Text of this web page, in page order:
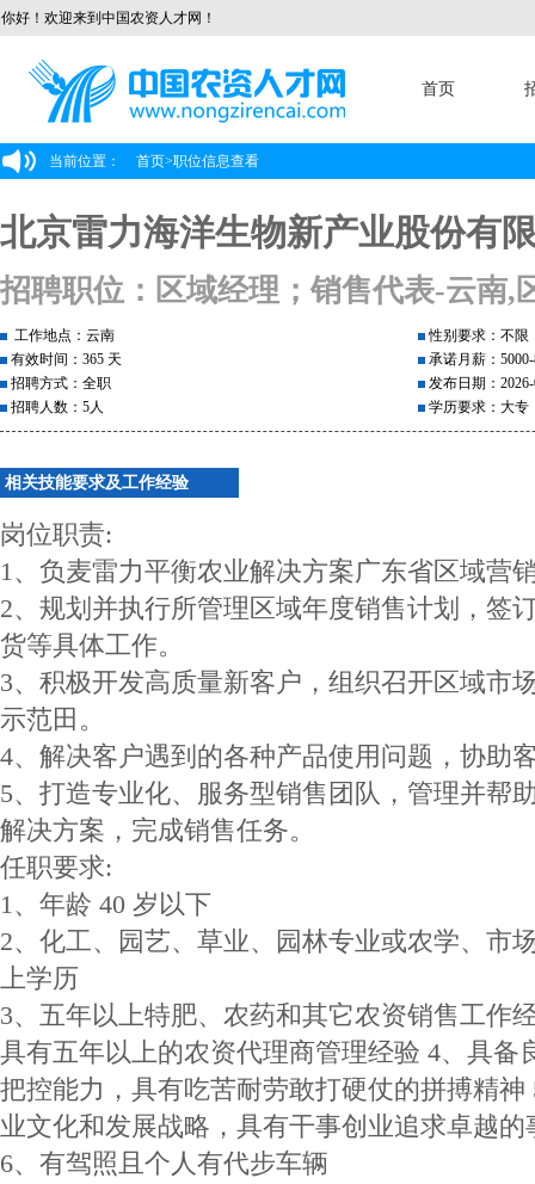
你好！欢迎来到中国农资人才网！
首页
当前位置： 首页>职位信息查看
北京雷力海洋生物新产业股份有
招聘职位：区域经理；销售代表-云南,
工作地点：云南
有效时间：365 天
招聘方式：全职
招聘人数：5人
性别要求：不限
承诺月薪：5000-
发布日期：
学历要求：大专
相关技能要求及工作经验
岗位职责:
1、负麦雷力平衡农业解决方案广东省区域营
2、规划并执行所管理区域年度销售计划，签
货等具体工作。
3、积极开发高质量新客户，组织召开区域市
示范田。
4、解决客户遇到的各种产品使用问题，协助
5、打造专业化、服务型销售团队，管理并帮
解决方案，完成销售任务。
任职要求:
1、年龄 40 岁以下
2、化工、园艺、草业、园林专业或农学、市
上学历
3、五年以上特肥、农药和其它农资销售工作
具有五年以上的农资代理商管理经验 4、具备
把控能力，具有吃苦耐劳敢打硬仗的拼搏精
业文化和发展战略，具有干事创业追求卓越的
6、有驾照且个人有代步车辆